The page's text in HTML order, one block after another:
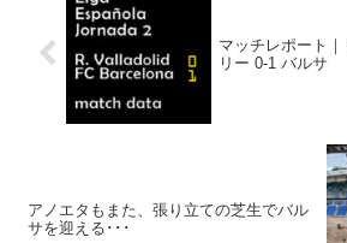
マッチレポート
リー 0-1 バルサ
アノエタもまた、張り立ての芝生でバル
サを迎える･･･